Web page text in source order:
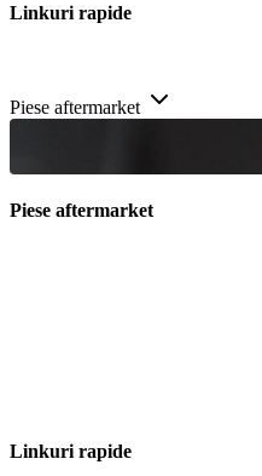
Linkuri rapide
Piese aftermarket
Piese aftermarket
Linkuri rapide